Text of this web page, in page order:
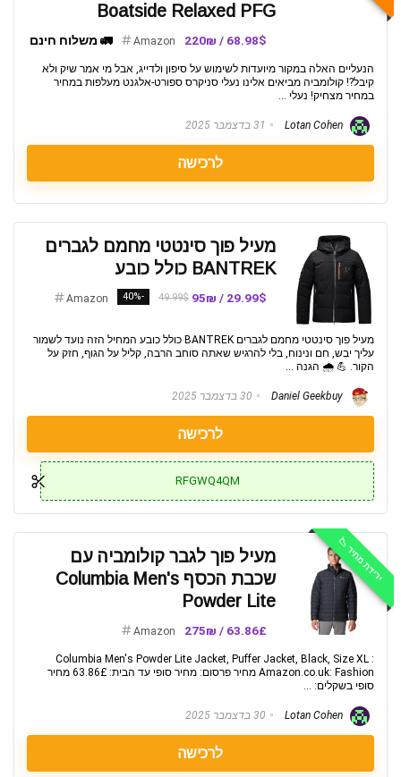
Boatside Relaxed PFG
68.98$ / 220₪
Amazon 🚛 משלוח חינם
הנעליים האלה במקור מיועדות לשימוש על סיפון ולדייג, אבל מי אמר שיק ולא
קיבל?! קולומביה מביאים אלינו נעלי סניקרס ספורט-אלגנט מעלפות במחיר
במחיר מצחיק! נעלי ...
31 בדצמבר 2025
לרכישה
מעיל פוך סינטטי מחמם לגברים
BANTREK כולל כובע
29.99$ / 95₪
49.99$
-40%
Amazon
מעיל פוך סינטטי מחמם לגברים BANTREK כולל כובע המחיל הזה נועד לשמור
עליך יבש, חם ונינוח, בלי להרגיש שאתה סוחב הרבה, קליל על הגוף, חזק על
הקור. 💪 🌧 הגנה ...
30 בדצמבר 2025
לרכישה
RFGWQ4QM
ירידת מחיר 📉
מעיל פוך לגבר קולומביה עם
שכבת הכסף Columbia Men's
Powder Lite
63.86£ / 275₪
Amazon
Columbia Men's Powder Lite Jacket, Puffer Jacket, Black, Size XL :
Amazon.co.uk: Fashion מחיר פרסום: מחיר סופי עד הבית: 63.86£ מחיר
סופי בשקלים: ...
30 בדצמבר 2025
לרכישה